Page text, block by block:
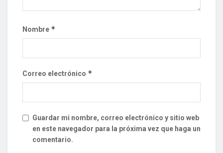
Nombre *
Correo electrónico *
Guardar mi nombre, correo electrónico y sitio web
en este navegador para la próxima vez que haga un
comentario.